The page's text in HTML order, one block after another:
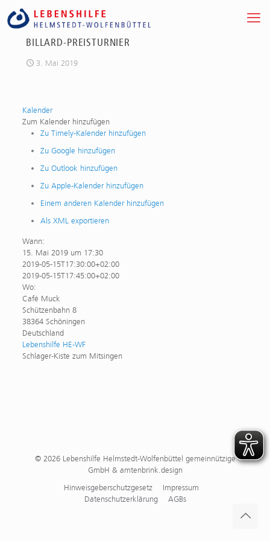
BILLARD-PREISTURNIER
3. Mai 2019
Kalender
Zum Kalender hinzufügen
Zu Timely-Kalender hinzufügen
Zu Google hinzufügen
Zu Outlook hinzufügen
Zu Apple-Kalender hinzufügen
Einem anderen Kalender hinzufügen
Als XML exportieren
Wann:
15. Mai 2019 um 17:30
2019-05-15T17:30:00+02:00
2019-05-15T17:45:00+02:00
Wo:
Café Muck
Schützenbahn 8
38364 Schöningen
Deutschland
Lebenshilfe HE-WF
Schlager-Kiste zum Mitsingen
© 2026 Lebenshilfe Helmstedt-Wolfenbüttel gemeinnützige
GmbH & amtenbrink.design
Hinweisgeberschutzgesetz
Impressum
Datenschutzerklärung
AGBs